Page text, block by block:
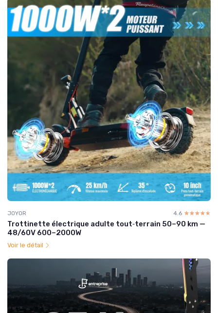
JOYOR 4.6 ☆☆☆☆☆
★★★★★
Trottinette électrique adulte tout‑terrain 50–90 km —
48/60V 600–2000W
Voir le détail